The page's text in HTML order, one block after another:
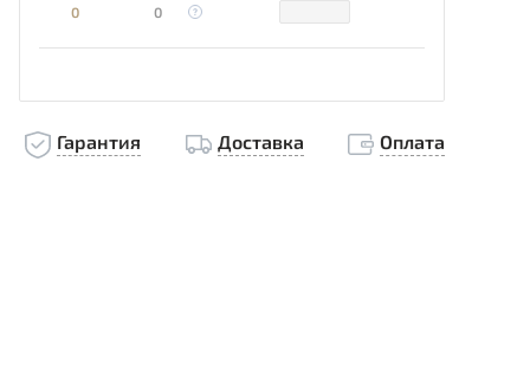
0
0
Гарантия Доставка Оплата